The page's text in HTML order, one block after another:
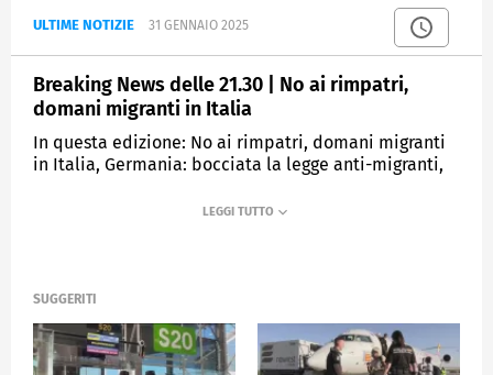
ULTIME NOTIZIE 31 GENNAIO 2025
Breaking News delle 21.30 | No ai rimpatri,
domani migranti in Italia
In questa edizione: No ai rimpatri, domani migranti
in Italia, Germania: bocciata la legge anti-migranti,
champions, il Porto per la Roma
SUGGERITI